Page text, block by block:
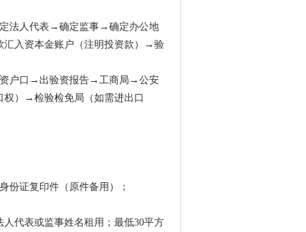
法人代表→确定监事→确定办公地
入资本金账户（注明投资款）→验
资户口→出验资报告→工商局→公安
）→检验检免局（如需进出口
份证复印件（原件备用）；
代表或监事姓名租用；最低30平方